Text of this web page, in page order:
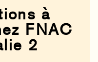
à
FNAC
2